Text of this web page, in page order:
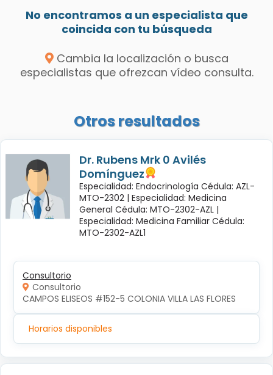
No encontramos a un especialista que
coincida con tu búsqueda
Cambia la localización o busca
especialistas que ofrezcan vídeo consulta.
Otros resultados
Dr. Rubens Mrk 0 Avilés
Domínguez
Especialidad: Endocrinología Cédula: AZL-
MTO-2302 | Especialidad: Medicina
General Cédula: MTO-2302-AZL |
Especialidad: Medicina Familiar Cédula:
MTO-2302-AZL1
Consultorio
Consultorio
CAMPOS ELISEOS #152-5 COLONIA VILLA LAS FLORES
Horarios disponibles